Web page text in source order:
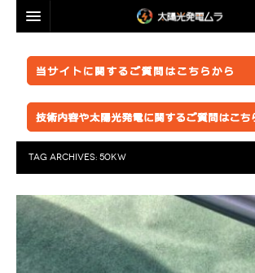
事業計画を立ててみましょう！
●再エネ法について
●太陽光発電のリスク・デメリット
●運用ノウハウ
●金融対策・資金調達
●分譲
脱原発・太陽光推進に興味のある方へ
業者選定に困ったら
架台販売
フェンス
お問い合わせ総合窓口
特定商取引法に基づく表記
このサイトの使い方
太陽光発電ムラの目指すこと
太陽光発電ムラ・ポータルへ
TAG ARCHIVES: 50KW